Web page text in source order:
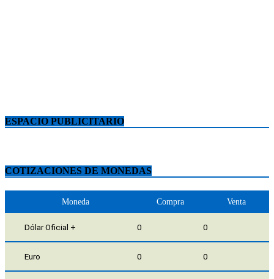
ESPACIO PUBLICITARIO
COTIZACIONES DE MONEDAS
Moneda Compra Venta
Dólar Oficial + 0 0
Euro 0 0